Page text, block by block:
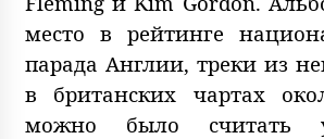
место в рейтинге
парада Англии, треки из
в британских чартах
можно было считать